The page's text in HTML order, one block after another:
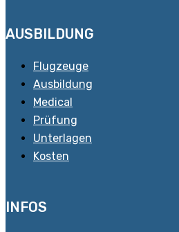
AUSBILDUNG
Flugzeuge
Ausbildung
Medical
Prüfung
Unterlagen
Kosten
INFOS